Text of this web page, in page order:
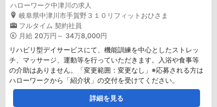
ハローワーク中津川の求人
岐阜県中津川市手賀野３１０リフィットおひさま
フルタイム 契約社員
月給 20万円～ 34万8,000円
リハビリ型デイサービスにて、機能訓練を中心としたストレッ
チ、マッサージ、運動等を行っていただきます。入浴や食事等
の介助はありません。「変更範囲：変更なし」※応募される方は
ハローワークから「紹介状」の交付を受けてください。
詳細を見る